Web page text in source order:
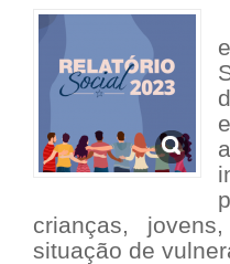
crianças,
situação de